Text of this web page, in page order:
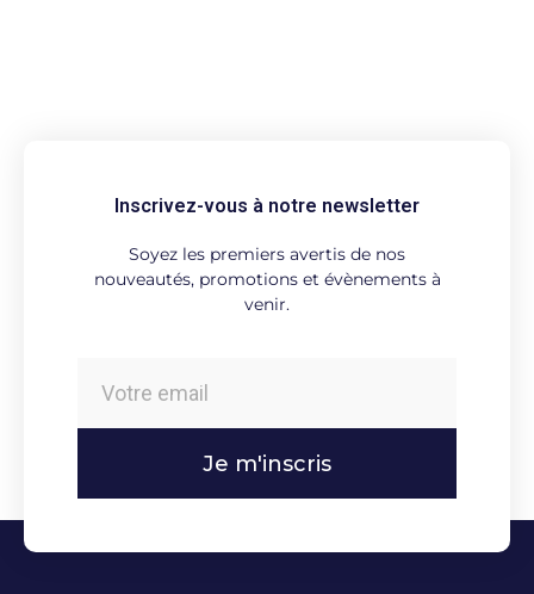
Inscrivez-vous à notre newsletter
Soyez les premiers avertis de nos
nouveautés, promotions et évènements à
venir.
Je m'inscris